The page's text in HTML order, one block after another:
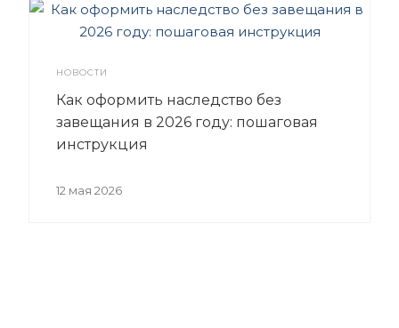
НОВОСТИ
Как оформить наследство без
завещания в 2026 году: пошаговая
инструкция
12 мая 2026